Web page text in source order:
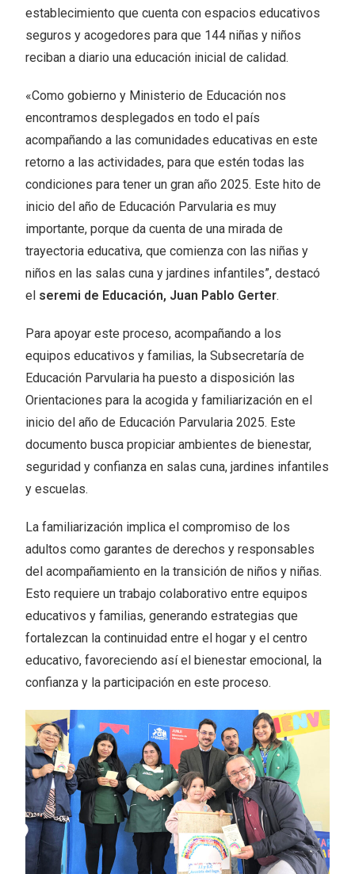
establecimiento que cuenta con espacios educativos
seguros y acogedores para que 144 niñas y niños
reciban a diario una educación inicial de calidad.
«Como gobierno y Ministerio de Educación nos
encontramos desplegados en todo el país
acompañando a las comunidades educativas en este
retorno a las actividades, para que estén todas las
condiciones para tener un gran año 2025. Este hito de
inicio del año de Educación Parvularia es muy
importante, porque da cuenta de una mirada de
trayectoria educativa, que comienza con las niñas y
niños en las salas cuna y jardines infantiles”, destacó
el seremi de Educación, Juan Pablo Gerter.
Para apoyar este proceso, acompañando a los
equipos educativos y familias, la Subsecretaría de
Educación Parvularia ha puesto a disposición las
Orientaciones para la acogida y familiarización en el
inicio del año de Educación Parvularia 2025. Este
documento busca propiciar ambientes de bienestar,
seguridad y confianza en salas cuna, jardines infantiles
y escuelas.
La familiarización implica el compromiso de los
adultos como garantes de derechos y responsables
del acompañamiento en la transición de niños y niñas.
Esto requiere un trabajo colaborativo entre equipos
educativos y familias, generando estrategias que
fortalezcan la continuidad entre el hogar y el centro
educativo, favoreciendo así el bienestar emocional, la
confianza y la participación en este proceso.